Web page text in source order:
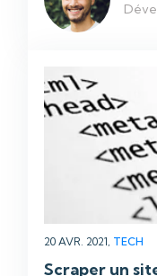
20 AVR. 2021, TECH
Scraper un